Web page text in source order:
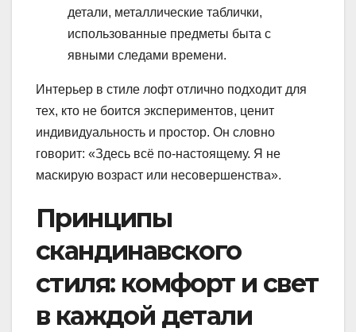
детали, металлические таблички,
использованные предметы быта с
явными следами времени.
Интерьер в стиле лофт отлично подходит для
тех, кто не боится экспериментов, ценит
индивидуальность и простор. Он словно
говорит: «Здесь всё по-настоящему. Я не
маскирую возраст или несовершенства».
Принципы
скандинавского
стиля: комфорт и свет
в каждой детали